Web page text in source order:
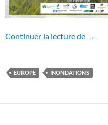
Continuer la lecture de →
EUROPE INONDATIONS